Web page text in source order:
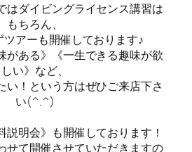
はダイビングライセンス講習は
もちろん、
アーも開催しております♪
がある》《一生できる趣味が欲
しい》など、
い！という方はぜひご来店下さ
い(^.^)
説明会》も開催しております！
せて開催させていただきますの